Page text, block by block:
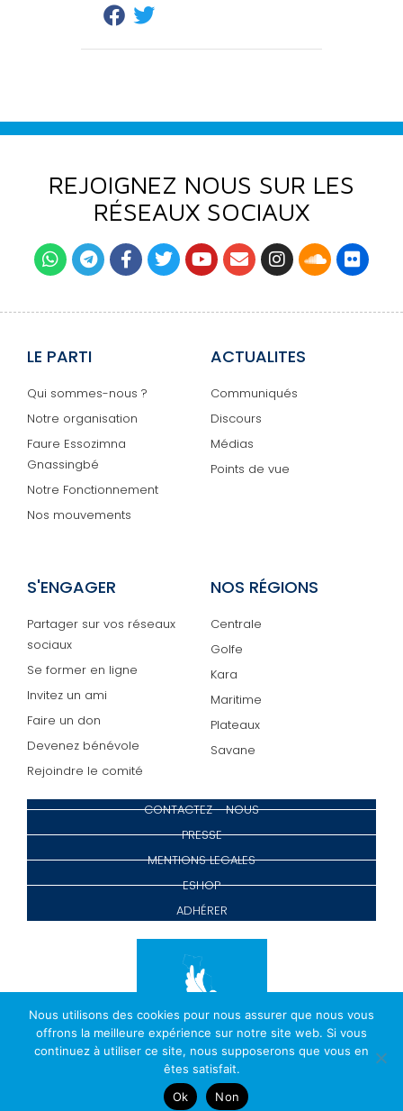
REJOIGNEZ NOUS SUR LES
RÉSEAUX SOCIAUX
LE PARTI
Qui sommes-nous ?
Notre organisation
Faure Essozimna
Gnassingbé
Notre Fonctionnement
Nos mouvements
ACTUALITES
Communiqués
Discours
Médias
Points de vue
S'ENGAGER
Partager sur vos réseaux
sociaux
Se former en ligne
Invitez un ami
Faire un don
Devenez bénévole
Rejoindre le comité
NOS RÉGIONS
Centrale
Golfe
Kara
Maritime
Plateaux
Savane
CONTACTEZ - NOUS
PRESSE
MENTIONS LEGALES
ESHOP
ADHÉRER
Nous utilisons des cookies pour nous assurer que nous vous
offrons la meilleure expérience sur notre site web. Si vous
continuez à utiliser ce site, nous supposerons que vous en
êtes satisfait.
Ok
Non